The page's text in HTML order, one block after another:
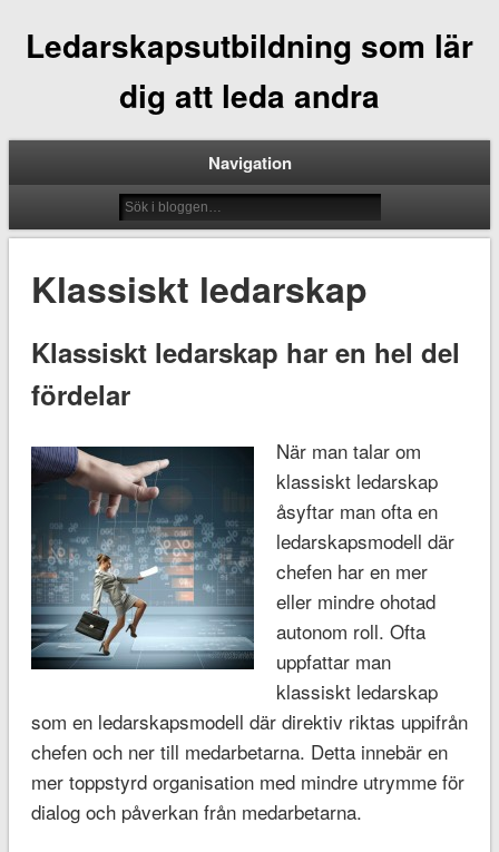
Ledarskapsutbildning som lär
dig att leda andra
Navigation
Klassiskt ledarskap
Klassiskt ledarskap har en hel del
fördelar
När man talar om
klassiskt ledarskap
åsyftar man ofta en
ledarskapsmodell där
chefen har en mer
eller mindre ohotad
autonom roll. Ofta
uppfattar man
klassiskt ledarskap
som en ledarskapsmodell där direktiv riktas uppifrån
chefen och ner till medarbetarna. Detta innebär en
mer toppstyrd organisation med mindre utrymme för
dialog och påverkan från medarbetarna.